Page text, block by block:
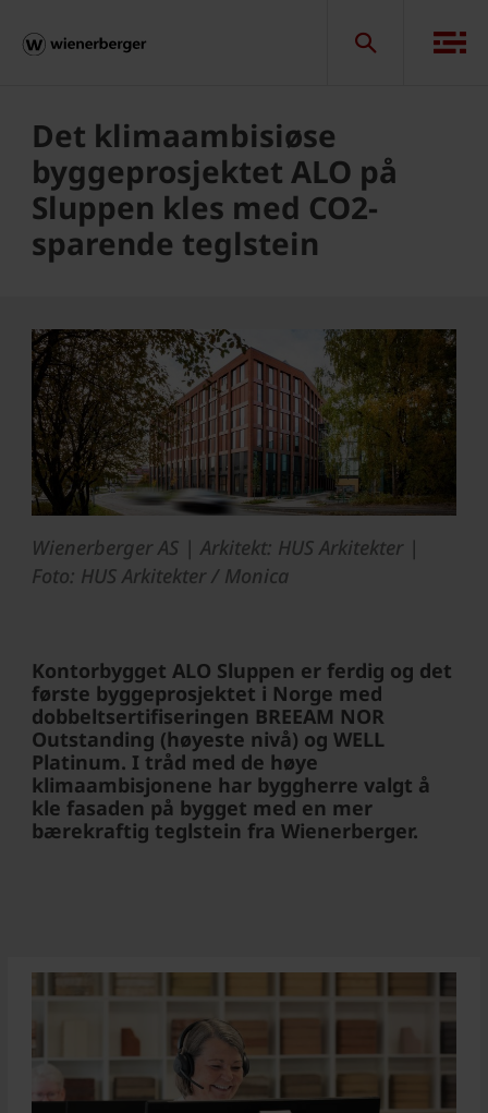
Det klimaambisiøse
byggeprosjektet ALO på
Sluppen kles med CO2-
sparende teglstein
Wienerberger AS | Arkitekt: HUS Arkitekter |
Foto: HUS Arkitekter / Monica
Kontorbygget ALO Sluppen er ferdig og det
første byggeprosjektet i Norge med
dobbeltsertifiseringen BREEAM NOR
Outstanding (høyeste nivå) og WELL
Platinum. I tråd med de høye
klimaambisjonene har byggherre valgt å
kle fasaden på bygget med en mer
bærekraftig teglstein fra Wienerberger.